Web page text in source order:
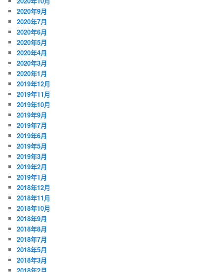
2020年9月
2020年7月
2020年6月
2020年5月
2020年4月
2020年3月
2020年1月
2019年12月
2019年11月
2019年10月
2019年9月
2019年7月
2019年6月
2019年5月
2019年3月
2019年2月
2019年1月
2018年12月
2018年11月
2018年10月
2018年9月
2018年8月
2018年7月
2018年5月
2018年3月